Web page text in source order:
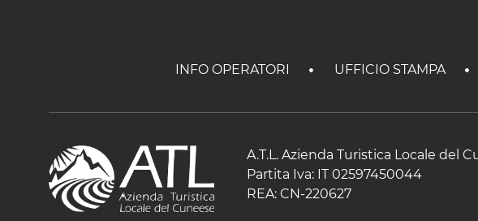
INFO OPERATORI UFFICIO STAMPA
A.T.L. Azienda Turistica Locale del
Partita Iva: IT 02597450044
REA: CN-220627